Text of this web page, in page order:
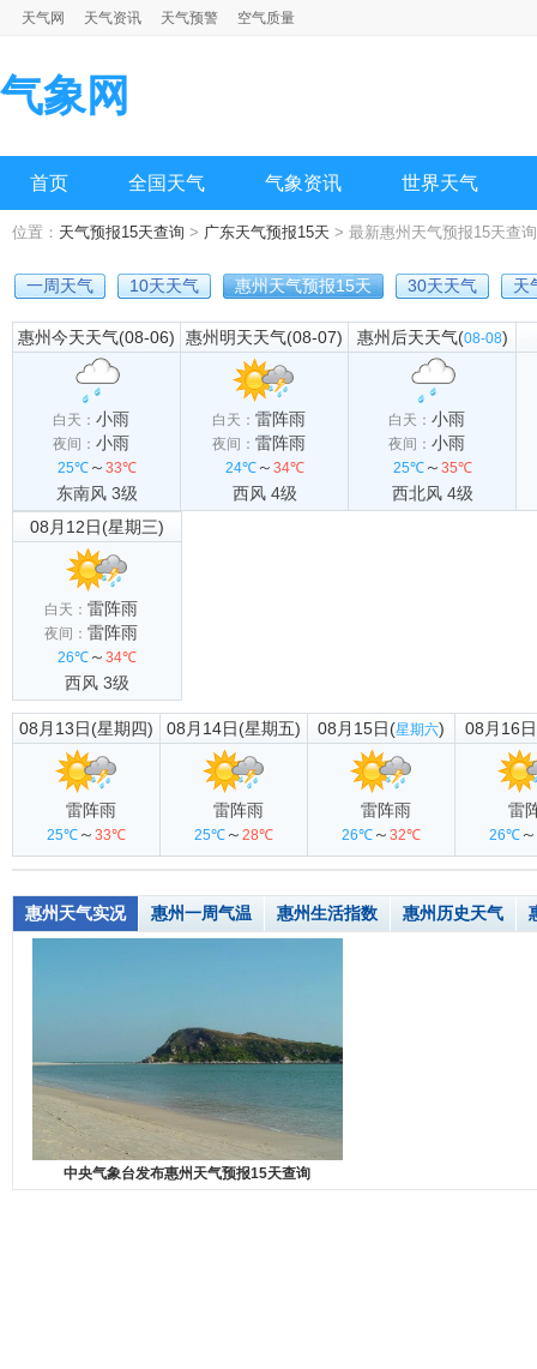
天气网 天气资讯 天气预警 空气质量
气象网
首页 全国天气 气象资讯 世界天气
位置： 天气预报15天查询 > 广东天气预报15天 > 最新惠州天气预报15天查询
一周天气 10天天气 惠州天气预报15天 30天天气 天
惠州今天天气(08-06)
白天： 小雨
夜间： 小雨
25℃～ 33℃
东南风 3级
惠州明天天气(08-07)
白天： 雷阵雨
夜间： 雷阵雨
24℃～ 34℃
西风 4级
惠州后天天气(08-08)
白天： 小雨
夜间： 小雨
25℃～ 35℃
西北风 4级
08月12日(星期三)
白天： 雷阵雨
夜间： 雷阵雨
26℃ ～ 34℃
西风 3级
08月13日(星期四)
雷阵雨
25℃ ～ 33℃
08月14日(星期五)
雷阵雨
25℃ ～ 28℃
08月15日(星期六)
雷阵雨
26℃ ～ 32℃
08月16
雷
26℃ ～
惠州天气实况 惠州一周气温 惠州生活指数 惠州历史天气
中央气象台发布惠州天气预报15天查询